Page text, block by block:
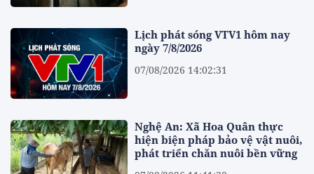
Lịch phát sóng VTV1 hôm nay
ngày 7/8/2026
07/08/2026 14:02:31
Nghệ An: Xã Hoa Quân thực
hiện biện pháp bảo vệ vật nuôi,
phát triển chăn nuôi bền vững